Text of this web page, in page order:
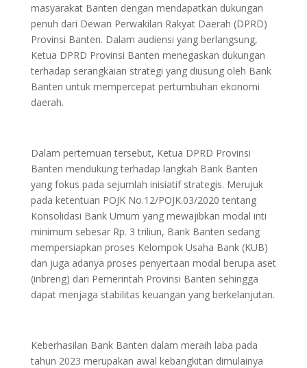
masyarakat Banten dengan mendapatkan dukungan
penuh dari Dewan Perwakilan Rakyat Daerah (DPRD)
Provinsi Banten. Dalam audiensi yang berlangsung,
Ketua DPRD Provinsi Banten menegaskan dukungan
terhadap serangkaian strategi yang diusung oleh Bank
Banten untuk mempercepat pertumbuhan ekonomi
daerah.
Dalam pertemuan tersebut, Ketua DPRD Provinsi
Banten mendukung terhadap langkah Bank Banten
yang fokus pada sejumlah inisiatif strategis. Merujuk
pada ketentuan POJK No.12/POJK.03/2020 tentang
Konsolidasi Bank Umum yang mewajibkan modal inti
minimum sebesar Rp. 3 triliun, Bank Banten sedang
mempersiapkan proses Kelompok Usaha Bank (KUB)
dan juga adanya proses penyertaan modal berupa aset
(inbreng) dari Pemerintah Provinsi Banten sehingga
dapat menjaga stabilitas keuangan yang berkelanjutan.
Keberhasilan Bank Banten dalam meraih laba pada
tahun 2023 merupakan awal kebangkitan dimulainya